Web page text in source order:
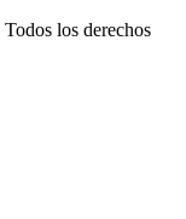
los derechos